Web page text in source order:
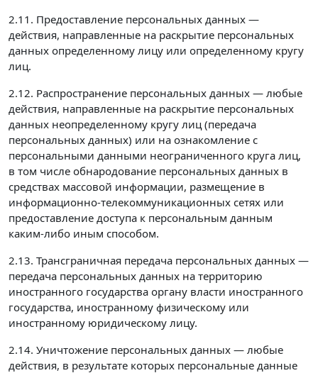
2.11. Предоставление персональных данных —
действия, направленные на раскрытие персональных
данных определенному лицу или определенному кругу
лиц.
2.12. Распространение персональных данных — любые
действия, направленные на раскрытие персональных
данных неопределенному кругу лиц (передача
персональных данных) или на ознакомление с
персональными данными неограниченного круга лиц,
в том числе обнародование персональных данных в
средствах массовой информации, размещение в
информационно-телекоммуникационных сетях или
предоставление доступа к персональным данным
каким-либо иным способом.
2.13. Трансграничная передача персональных данных —
передача персональных данных на территорию
иностранного государства органу власти иностранного
государства, иностранному физическому или
иностранному юридическому лицу.
2.14. Уничтожение персональных данных — любые
действия, в результате которых персональные данные